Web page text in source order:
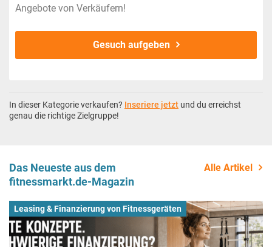
Angebote von Verkäufern!
Gesuch aufgeben
In dieser Kategorie verkaufen? Inseriere jetzt und du erreichst
genau die richtige Zielgruppe!
Das Neueste aus dem
fitnessmarkt.de-Magazin
Alle Artikel
Leasing & Finanzierung von Fitnessgeräten